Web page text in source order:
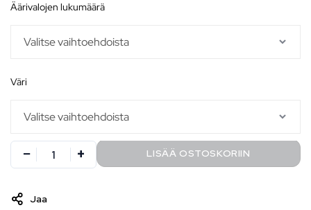
äärivalojen lukumäärä
väri
LISÄÄ OSTOSKORIIN
Jaa